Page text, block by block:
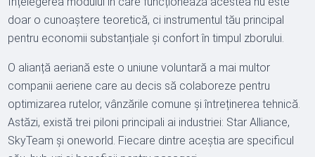
doar o cunoaștere teoretică, ci instrumentul tău principal
pentru economii substanțiale și confort în timpul zborului.
O alianță aeriană este o uniune voluntară a mai multor
companii aeriene care au decis să colaboreze pentru
optimizarea rutelor, vânzările comune și întreținerea tehnică.
Astăzi, există trei piloni principali ai industriei: Star Alliance,
SkyTeam și oneworld. Fiecare dintre aceștia are specificul